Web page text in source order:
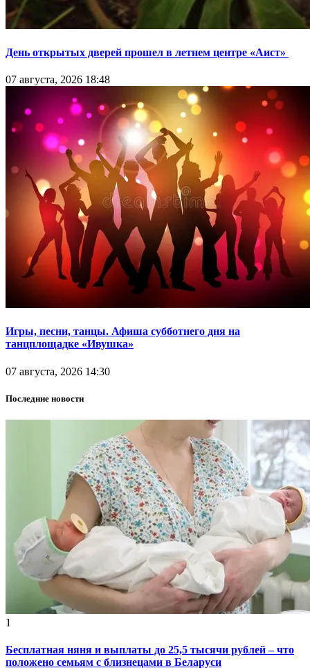
День открытых дверей прошел в летнем центре «Аист»
07 августа, 2026 18:48
Игры, песни, танцы. Афиша субботнего дня на
танцплощадке «Ивушка»
07 августа, 2026 14:30
Последние новости
1
Бесплатная няня и выплаты до 25,5 тысячи рублей – что
положено семьям с близнецами в Беларуси